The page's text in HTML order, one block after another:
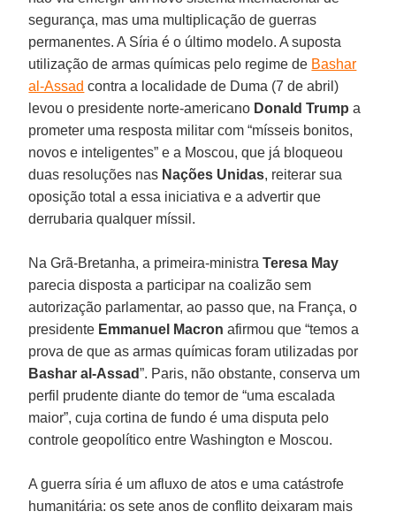
segurança, mas uma multiplicação de guerras
permanentes. A Síria é o último modelo. A suposta
utilização de armas químicas pelo regime de Bashar
al-Assad contra a localidade de Duma (7 de abril)
levou o presidente norte-americano Donald Trump a
prometer uma resposta militar com “mísseis bonitos,
novos e inteligentes” e a Moscou, que já bloqueou
duas resoluções nas Nações Unidas, reiterar sua
oposição total a essa iniciativa e a advertir que
derrubaria qualquer míssil.
Na Grã-Bretanha, a primeira-ministraTeresa May
parecia disposta a participar na coalizão sem
autorização parlamentar, ao passo que, na França, o
presidente Emmanuel Macron afirmou que “temos a
prova de que as armas químicas foram utilizadas por
Bashar al-Assad”. Paris, não obstante, conserva um
perfil prudente diante do temor de “uma escalada
maior”, cuja cortina de fundo é uma disputa pelo
controle geopolítico entre Washington e Moscou.
A guerra síria é um afluxo de atos e uma catástrofe
humanitária: os sete anos de conflito deixaram mais